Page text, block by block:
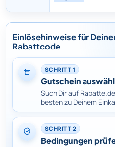
Einlösehinweise für
Rabattcode
SCHRITT 1
Gutschein
Such Dir auf
besten zu Deinem
SCHRITT 2
Bedingungen